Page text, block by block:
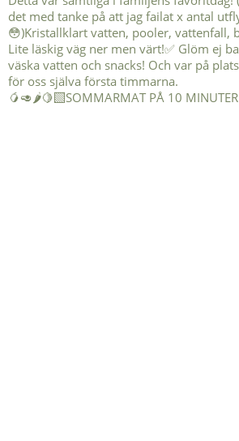
🥭🥑🌶️🍋‍🟩SOMMARMAT PÅ 10 MINUTER